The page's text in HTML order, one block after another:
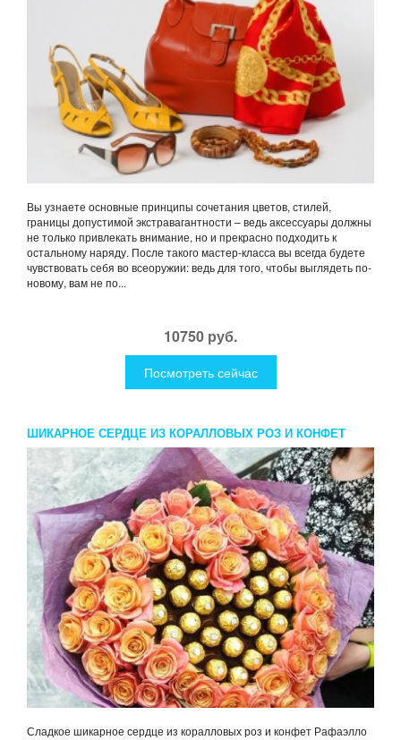
Вы узнаете основные принципы сочетания цветов, стилей,
границы допустимой экстравагантности – ведь аксессуары должны
не только привлекать внимание, но и прекрасно подходить к
остальному наряду. После такого мастер-класса вы всегда будете
чувствовать себя во всеоружии: ведь для того, чтобы выглядеть по-
новому, вам не по...
10750 руб.
Посмотреть сейчас
ШИКАРНОЕ СЕРДЦЕ ИЗ КОРАЛЛОВЫХ РОЗ И КОНФЕТ
РАФАЭЛЛО
Сладкое шикарное сердце из коралловых роз и конфет Рафаэлло